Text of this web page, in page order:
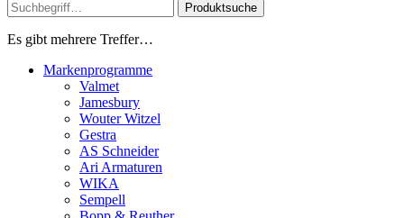
Produktsuche
Es gibt mehrere Treffer…
Markenprogramme
Valmet
Jamesbury
Wouter Witzel
Gestra
AS Schneider
Ari Armaturen
WIKA
Sempell